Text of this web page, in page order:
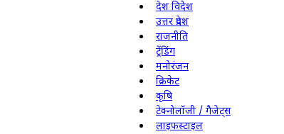
देश विदेश
उत्तर प्रदेश
राजनीति
ट्रेंडिंग
मनोरंजन
क्रिकेट
कृषि
टेक्नोलॉजी / गैजेट्स
लाइफस्टाइल